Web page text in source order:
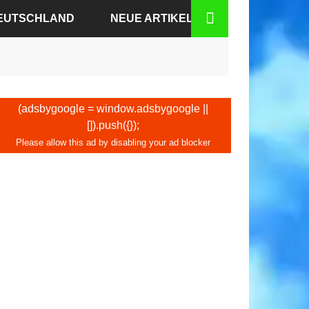
NEUE ARTIKEL
(adsbygoogle = window.adsbygoogle ||
[]).push({});